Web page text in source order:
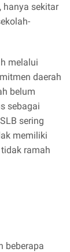
hanya sekitar
melalui
daerah
belum
sebagai
sering
memiliki
ramah
beberapa